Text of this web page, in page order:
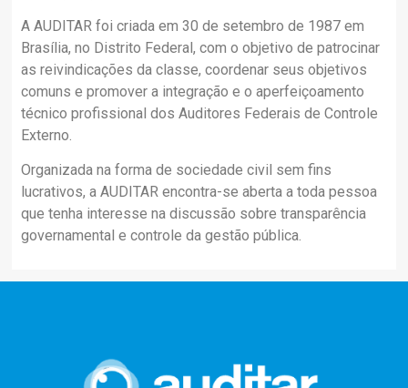
A AUDITAR foi criada em 30 de setembro de 1987 em
Brasília, no Distrito Federal, com o objetivo de patrocinar
as reivindicações da classe, coordenar seus objetivos
comuns e promover a integração e o aperfeiçoamento
técnico profissional dos Auditores Federais de Controle
Externo.
Organizada na forma de sociedade civil sem fins
lucrativos, a AUDITAR encontra-se aberta a toda pessoa
que tenha interesse na discussão sobre transparência
governamental e controle da gestão pública.